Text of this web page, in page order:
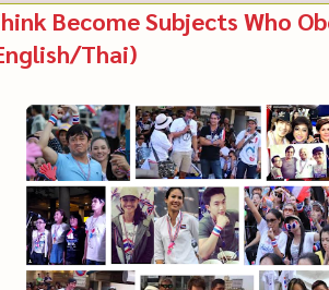
Become Subjects Who
Thai)